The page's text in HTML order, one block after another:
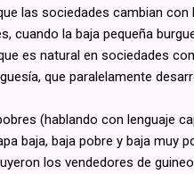
las sociedades cambian
cuando la baja pequeña
es natural en sociedades
que paralelamente
(hablando con lenguaje
baja, baja pobre y baja muy
los vendedores de